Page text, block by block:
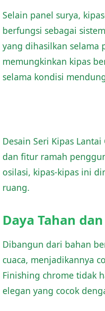
Selain panel surya,
berfungsi sebagai
yang dihasilkan selama
memungkinkan kipas
selama kondisi
Desain Seri Kipas
dan fitur ramah
osilasi, kipas-kipas ini
ruang.
Daya Tahan
Dibangun dari bahan
cuaca, menjadikannya
Finishing chrome tidak
elegan yang cocok